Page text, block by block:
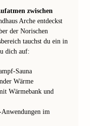
zwischen
Arche entdeckst
der Norischen
tauchst du ein in
dich auf:
Wärme
Wärmebank und
im